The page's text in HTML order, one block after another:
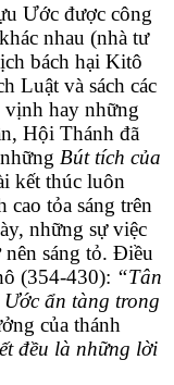
Ước được công
nhau (nhà tư
bách hại Kitô
Luật và sách các
vịnh hay những
Hội Thánh đã
Bút tích của
kết thúc luôn
tỏa sáng trên
những sự việc
nên sáng tỏ. Điều
(354-430): “Tân
ẩn tàng trong
của thánh
đều là những lời